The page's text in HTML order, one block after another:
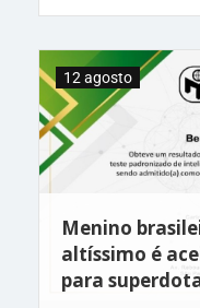
por ser “fora
Menino
altíssimo é
para
12 agosto